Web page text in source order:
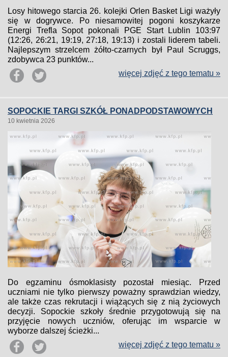
Losy hitowego starcia 26. kolejki Orlen Basket Ligi ważyły
się w dogrywce. Po niesamowitej pogoni koszykarze
Energi Trefla Sopot pokonali PGE Start Lublin 103:97
(12:26, 26:21, 19:19, 27:18, 19:13) i zostali liderem tabeli.
Najlepszym strzelcem żółto-czarnych był Paul Scruggs,
zdobywca 23 punktów...
więcej zdjęć z tego tematu »
SOPOCKIE TARGI SZKÓŁ PONADPODSTAWOWYCH
10 kwietnia 2026
Do egzaminu ósmoklasisty pozostał miesiąc. Przed
uczniami nie tylko pierwszy poważny sprawdzian wiedzy,
ale także czas rekrutacji i wiążących się z nią życiowych
decyzji. Sopockie szkoły średnie przygotowują się na
przyjęcie nowych uczniów, oferując im wsparcie w
wyborze dalszej ścieżki...
więcej zdjęć z tego tematu »